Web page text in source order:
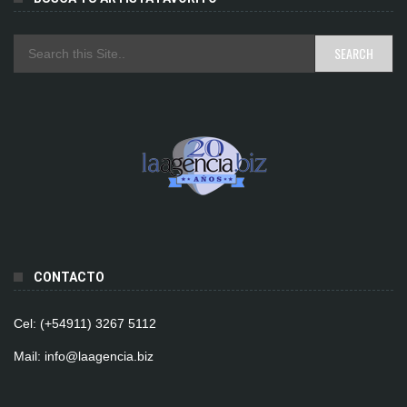
CONTACTO
Cel: (+54911) 3267 5112
Mail: info@laagencia.biz